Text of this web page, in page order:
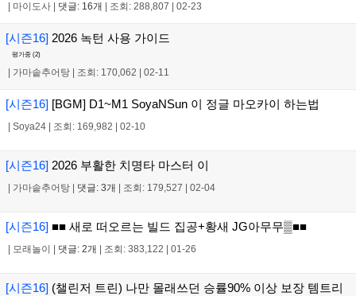
마이도사 댓글: 16개 조회: 288,807 02-23
[시즌16] 2026 녹턴 사용 가이드
평가중 (2)
가마솥추어탕 조회: 170,062 02-11
[시즌16] [BGM] D1~M1 SoyaNSun 이 정글 마오카이 하는법
Soya24 조회: 169,982 02-10
[시즌16] 2026 부활한 치명타 마스터 이
가마솥추어탕 댓글: 3개 조회: 179,527 02-04
[시즌16] ■■ 새로 떠오르는 빌드 집공+황새 JG아무무▒■■
모래놀이 댓글: 2개 조회: 383,122 01-26
[시즌16] (챌린저 트린) 나만 몰래쓰던 승률90% 이상 보장 템트리